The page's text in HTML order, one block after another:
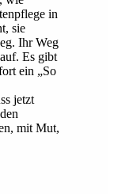
in
sie
Ihr Weg
Es gibt
ein „So
jetzt
mit Mut,